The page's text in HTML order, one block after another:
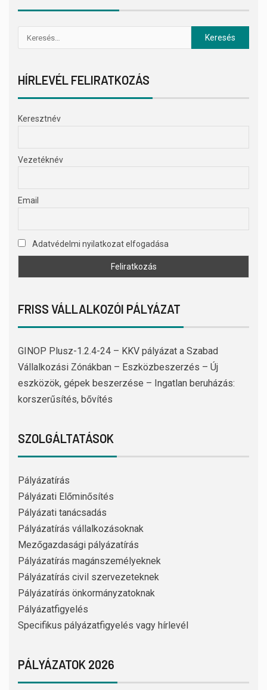
HÍRLEVÉL FELIRATKOZÁS
Keresztnév
Vezetéknév
Email
Adatvédelmi nyilatkozat elfogadása
FRISS VÁLLALKOZÓI PÁLYÁZAT
GINOP Plusz-1.2.4-24 – KKV pályázat a Szabad
Vállalkozási Zónákban – Eszközbeszerzés – Új
eszközök, gépek beszerzése – Ingatlan beruházás:
korszerűsítés, bővítés
SZOLGÁLTATÁSOK
Pályázatírás
Pályázati Előminősítés
Pályázati tanácsadás
Pályázatírás vállalkozásoknak
Mezőgazdasági pályázatírás
Pályázatírás magánszemélyeknek
Pályázatírás civil szervezeteknek
Pályázatírás önkormányzatoknak
Pályázatfigyelés
Specifikus pályázatfigyelés vagy hírlevél
PÁLYÁZATOK 2026